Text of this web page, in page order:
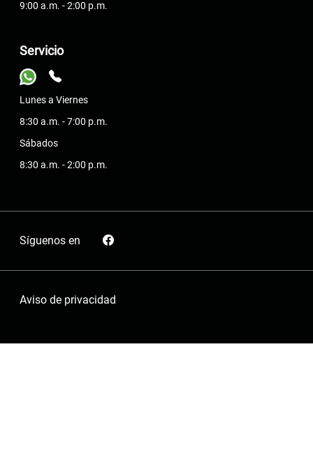
9:00 a.m. - 2:00 p.m.
Servicio
Lunes a Viernes
8:30 a.m. - 7:00 p.m.
Sábados
8:30 a.m. - 2:00 p.m.
Síguenos en
Aviso de privacidad